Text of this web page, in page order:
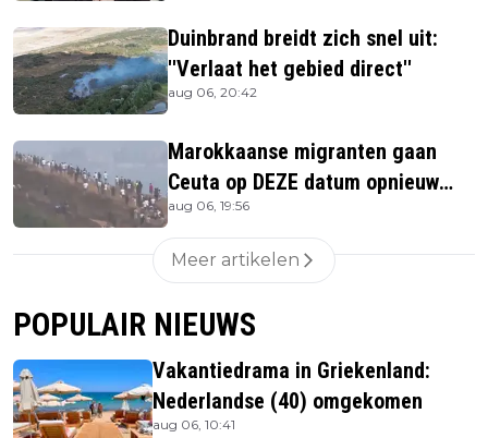
Duinbrand breidt zich snel uit:
''Verlaat het gebied direct''
aug 06, 20:42
Marokkaanse migranten gaan
Ceuta op DEZE datum opnieuw
bestormen
aug 06, 19:56
Meer artikelen
POPULAIR NIEUWS
Vakantiedrama in Griekenland:
Nederlandse (40) omgekomen
aug 06, 10:41